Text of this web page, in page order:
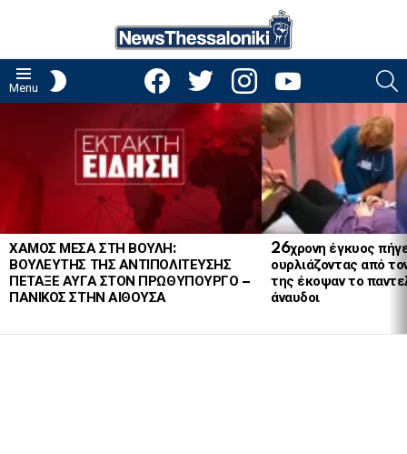
Menu
facebooktwitter instagramyoutube
ΧΑΜΟΣ ΜΕΣΑ ΣΤΗ ΒΟΥΛΗ:
ΒΟΥΛΕΥΤΗΣ ΤΗΣ ΑΝΤΙΠΟΛΙΤΕΥΣΗΣ
ΠΕΤΑΞΕ ΑΥΓΑ ΣΤΟΝ ΠΡΩΘΥΠΟΥΡΓΟ –
ΠΑΝΙΚΟΣ ΣΤΗΝ ΑΙΘΟΥΣΑ
26χρονη έγκυος
ουρλιάζοντας από
της έκοψαν το
άναυδοι